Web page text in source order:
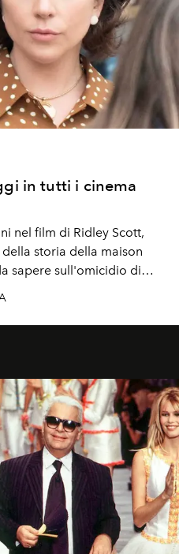
in tutti i cinema
nel film di Ridley Scott,
storia della maison
sapere sull'omicidio di
cui il film esce in tutti i